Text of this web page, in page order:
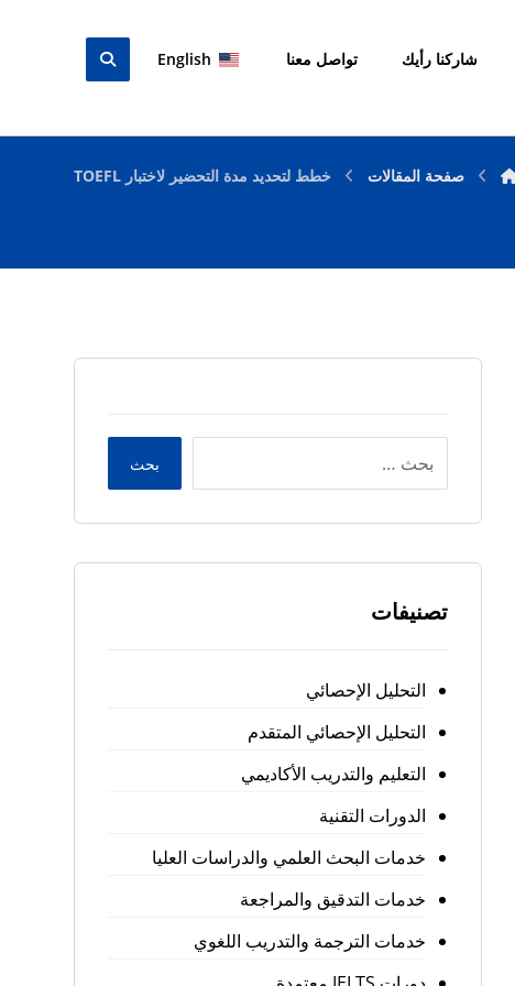
شاركنا رأيك تواصل معنا English
صفحة المقالات خطط لتحديد مدة التحضير لاختبار TOEFL
بحث
تصنيفات
التحليل الإحصائي
التحليل الإحصائي المتقدم
التعليم والتدريب الأكاديمي
الدورات التقنية
خدمات البحث العلمي والدراسات العليا
خدمات التدقيق والمراجعة
خدمات الترجمة والتدريب اللغوي